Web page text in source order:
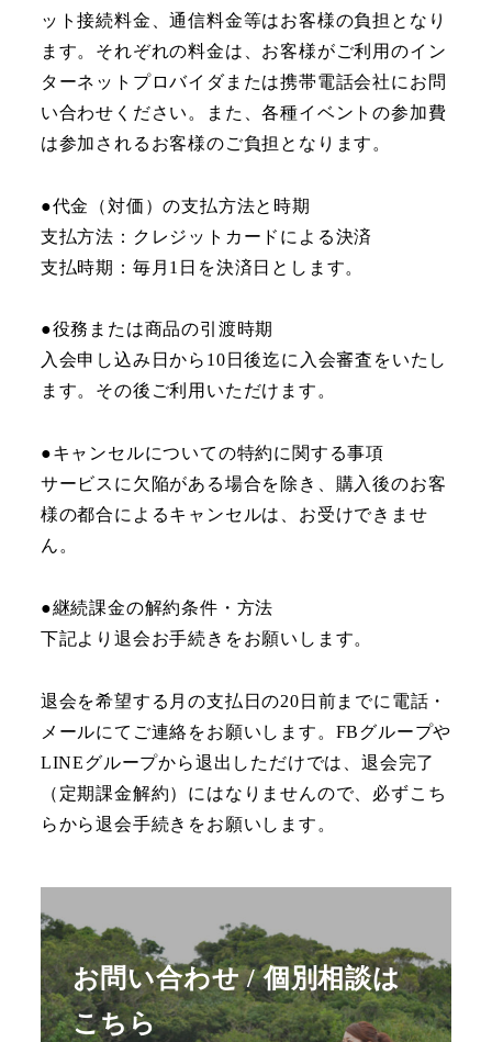
ット接続料金、通信料金等はお客様の負担となり
ます。それぞれの料金は、お客様がご利用のイン
ターネットプロバイダまたは携帯電話会社にお問
い合わせください。また、各種イベントの参加費
は参加されるお客様のご負担となります。
●代金（対価）の支払方法と時期
支払方法：クレジットカードによる決済
支払時期：毎月1日を決済日とします。
●役務または商品の引渡時期
入会申し込み日から10日後迄に入会審査をいたし
ます。その後ご利用いただけます。
●キャンセルについての特約に関する事項
サービスに欠陥がある場合を除き、購入後のお客
様の都合によるキャンセルは、お受けできませ
ん。
●継続課金の解約条件・方法
下記より退会お手続きをお願いします。
退会を希望する月の支払日の20日前までに電話・
メールにてご連絡をお願いします。FBグループや
LINEグループから退出しただけでは、退会完了
（定期課金解約）にはなりませんので、必ずこち
らから退会手続きをお願いします。
お問い合わせ / 個別相談は
こちら